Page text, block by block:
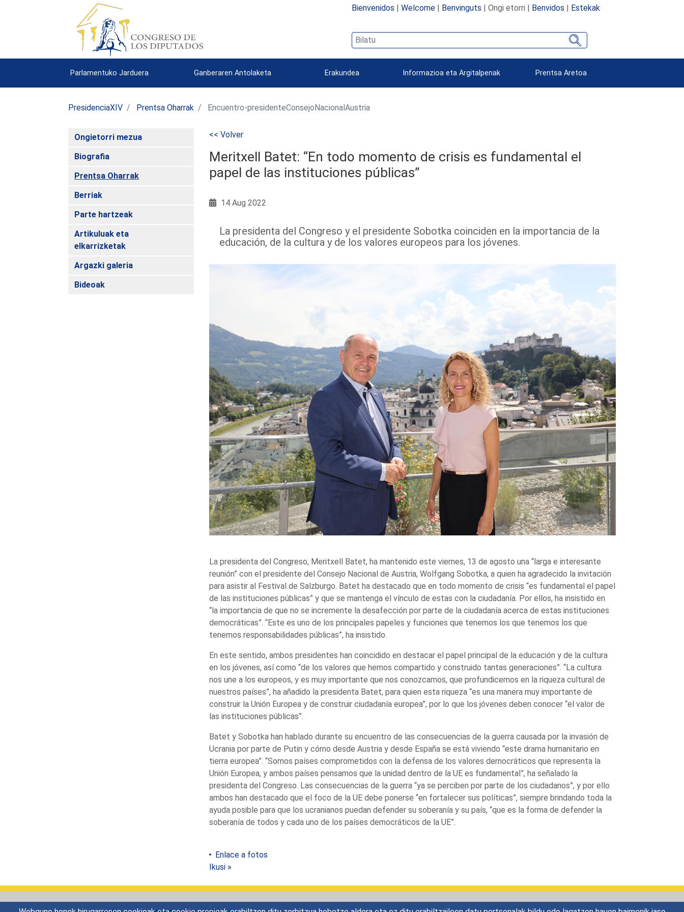
Bienvenidos | Welcome| Benvinguts | Ongi etorri | Benvidos | Estekak
Parlamentuko Jarduera Ganberaren Antolaketa Erakundea Informazioa eta Argitalpenak Prentsa Aretoa
PresidenciaXIV Prentsa Oharrak Encuentro-presidenteConsejoNacionalAustria
Ongietorri mezua
Biografia
Prentsa Oharrak
Berriak
Parte hartzeak
Artikuluak eta
elkarrizketak
Argazki galeria
Bideoak
<< Volver
Meritxell Batet: “En todo momento de crisis es fundamental el
papel de las instituciones públicas”
14 Aug 2022
La presidenta del Congreso y el presidente Sobotka coinciden en la importancia de la
educación, de la cultura y de los valores europeos para los jóvenes.
La presidenta del Congreso, Meritxell Batet, ha mantenido este viernes, 13 de agosto una “larga e interesante
reunión” con el presidente del Consejo Nacional de Austria, Wolfgang Sobotka, a quien ha agradecido la invitación
para asistir al Festival de Salzburgo. Batet ha destacado que en todo momento de crisis “es fundamental el papel
de las instituciones públicas” y que se mantenga el vínculo de estas con la ciudadanía. Por ellos, ha insistido en
“la importancia de que no se incremente la desafección por parte de la ciudadanía acerca de estas instituciones
democráticas”. “Este es uno de los principales papeles y funciones que tenemos los que tenemos los que
tenemos responsabilidades públicas”, ha insistido.
En este sentido, ambos presidentes han coincidido en destacar el papel principal de la educación y de la cultura
en los jóvenes, así como “de los valores que hemos compartido y construido tantas generaciones”. “La cultura
nos une a los europeos, y es muy importante que nos conozcamos, que profundicemos en la riqueza cultural de
nuestros países”, ha añadido la presidenta Batet, para quien esta riqueza “es una manera muy importante de
construir la Unión Europea y de construir ciudadanía europea”, por lo que los jóvenes deben conocer “el valor de
las instituciones públicas”.
Batet y Sobotka han hablado durante su encuentro de las consecuencias de la guerra causada por la invasión de
Ucrania por parte de Putin y cómo desde Austria y desde España se está viviendo “este drama humanitario en
tierra europea”. “Somos países comprometidos con la defensa de los valores democráticos que representa la
Unión Europea, y ambos países pensamos que la unidad dentro de la UE es fundamental”, ha señalado la
presidenta del Congreso. Las consecuencias de la guerra “ya se perciben por parte de los ciudadanos”, y por ello
ambos han destacado que el foco de la UE debe ponerse “en fortalecer sus políticas”, siempre brindando toda la
ayuda posible para que los ucranianos puedan defender su soberanía y su país, “que es la forma de defender la
soberanía de todos y cada uno de los países democráticos de la UE”.
Enlace a fotos
Ikusi »